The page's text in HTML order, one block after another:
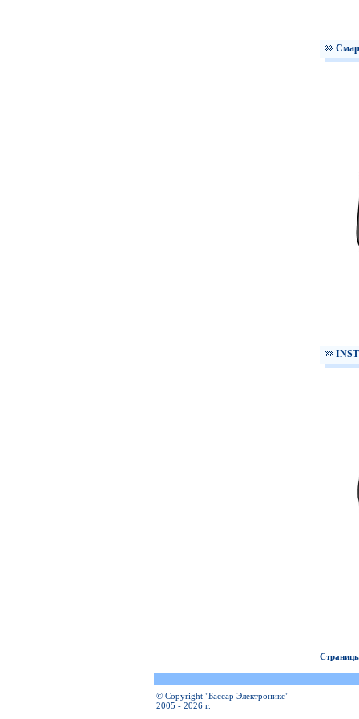
© Copyright "Бассар Электроникс"
2005 - 2026 г.